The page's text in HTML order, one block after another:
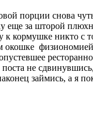
порции снова
за шторой
кормушке никто с
не
займись, а я